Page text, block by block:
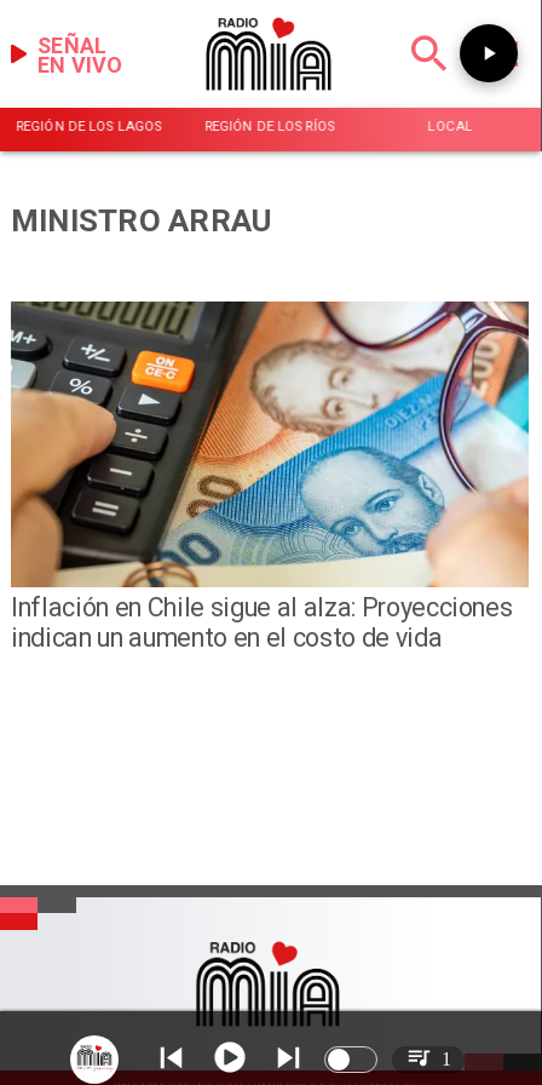
EN VIVO
SEÑAL
REGIÓN DE LOS LAGOS REGIÓN DE LOS RÍOS LOCAL
MINISTRO ARRAU
Inflación en Chile sigue al alza: Proyecciones
indican un aumento en el costo de vida
1